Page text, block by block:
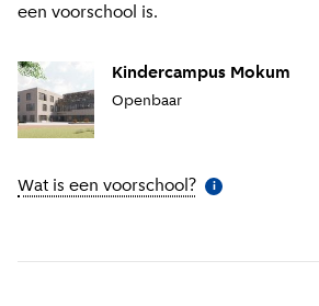
een voorschool is.
Kindercampus Mokum
Openbaar
Wat is een voorschool? Meer informatie
i